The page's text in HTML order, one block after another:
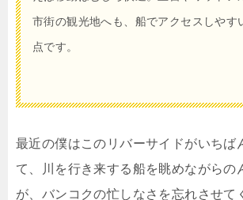
市街の観光地へも、船でアクセスしやす
点です。
最近の僕はこのリバーサイドがいちば
て、川を行き来する船を眺めながらの
が、バンコクの忙しなさを忘れさせて